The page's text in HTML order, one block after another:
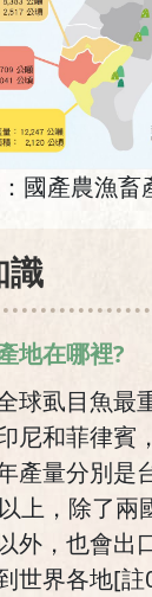
：國產農漁
識
地在哪裡?
球虱目魚最
尼和菲律賓
產量分別是
上，除了兩
外，也會出
世界各地[